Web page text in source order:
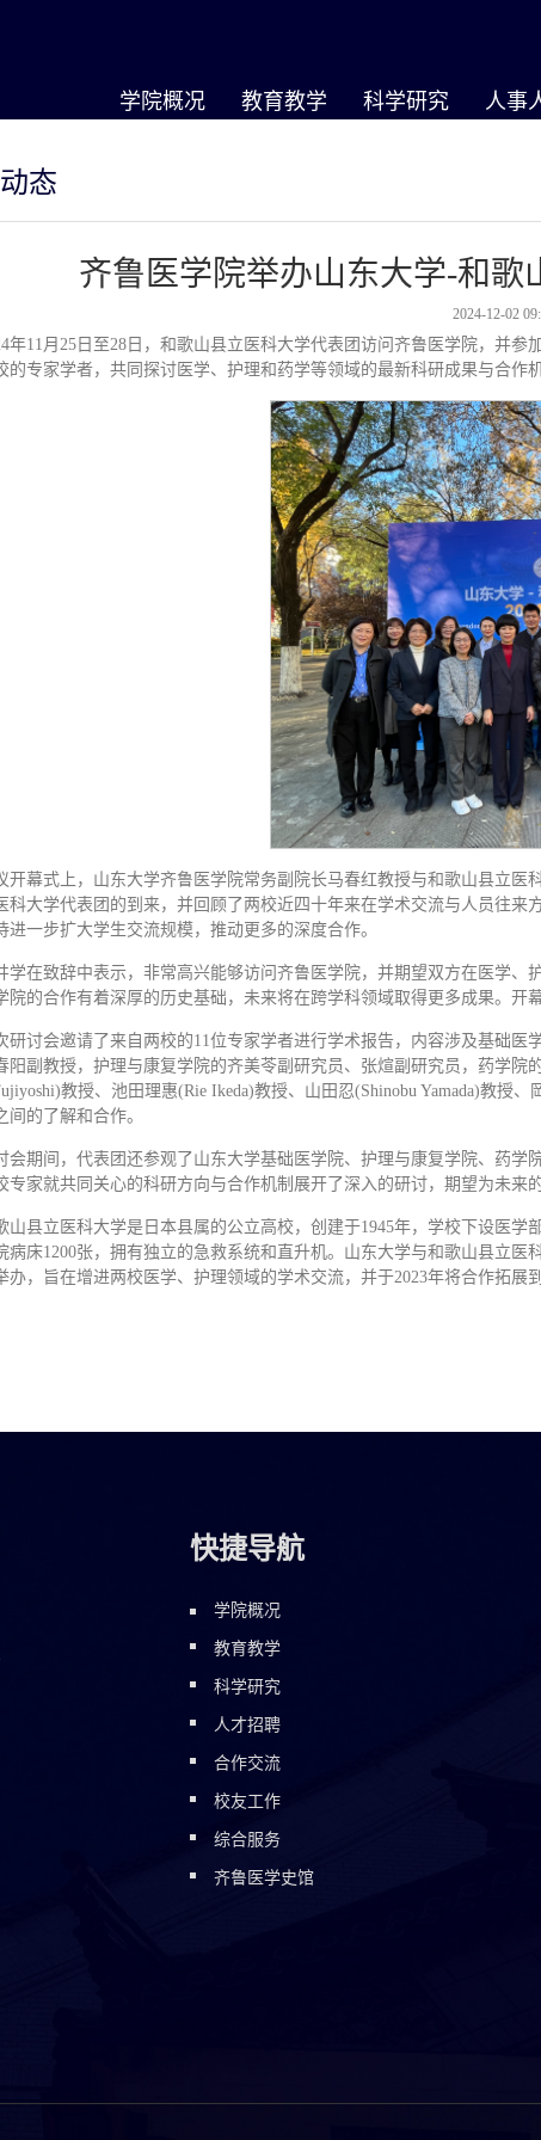
学院概况 教育教学 科学研究 人事
态
齐鲁医学院举办山东大学-和歌
2024-12-02
年11月25日至28日，和歌山县立医科大学代表团访问齐鲁医学院，并
的专家学者，共同探讨医学、护理和药学等领域的最新科研成果与合作机
开幕式上，山东大学齐鲁医学院常务副院长马春红教授与和歌山县立医
科大学代表团的到来，并回顾了两校近四十年来在学术交流与人员往
进一步扩大学生交流规模，推动更多的深度合作。
学在致辞中表示，非常高兴能够访问齐鲁医学院，并期望双方在医学
院的合作有着深厚的历史基础，未来将在跨学科领域取得更多成果。开
研讨会邀请了来自两校的11位专家学者进行学术报告，内容涉及基础
阳副教授，护理与康复学院的齐美苓副研究员、张煊副研究员，药学院
教授、池田理惠(Rie Ikeda)教授、山田忍(Shinobu Yamada)教授
间的了解和合作。
会期间，代表团还参观了山东大学基础医学院、护理与康复学院、药
专家就共同关心的科研方向与合作机制展开了深入的研讨，期望为未来
山县立医科大学是日本县属的公立高校，创建于1945年，学校下设医
病床1200张，拥有独立的急救系统和直升机。山东大学与和歌山县立
办，旨在增进两校医学、护理领域的学术交流，并于2023年将合作拓展
快捷导航
学院概况
教育教学
科学研究
人才招聘
合作交流
校友工作
综合服务
齐鲁医学史馆